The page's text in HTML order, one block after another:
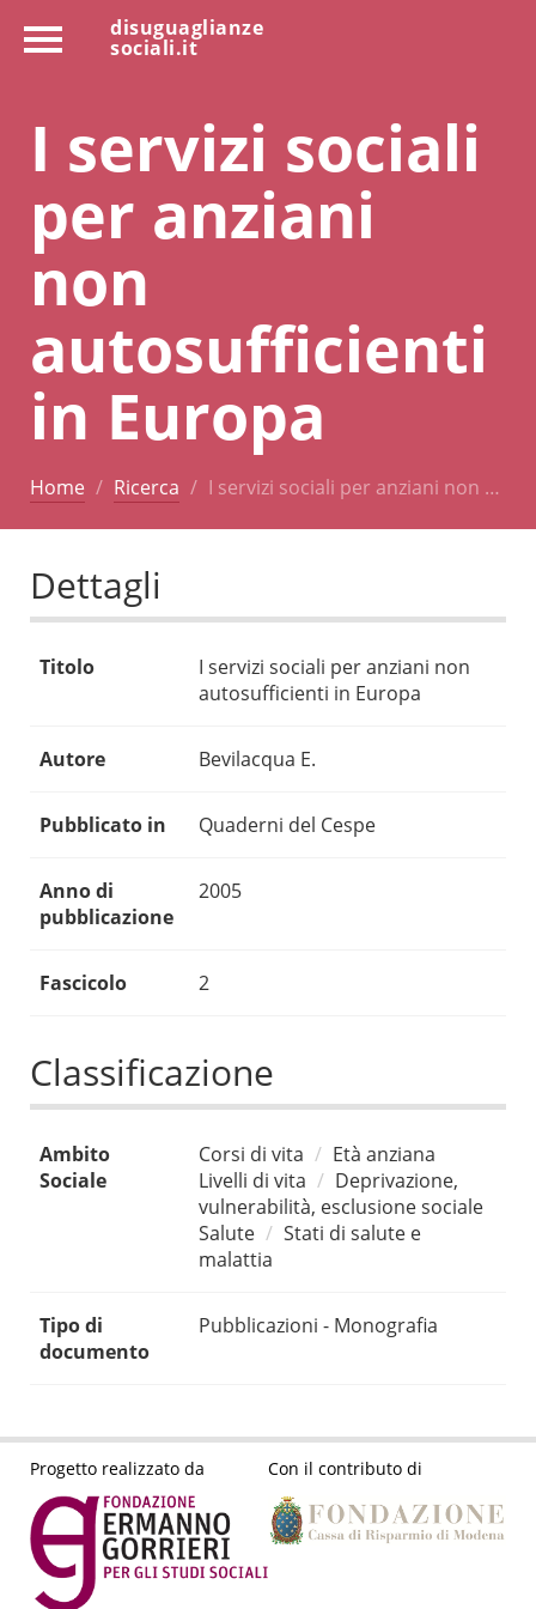
disuguaglianze
sociali.it
I servizi sociali
per anziani
non
autosufficienti
in Europa
Home Ricerca I servizi sociali per anziani non …
Dettagli
Titolo
I servizi sociali per anziani non
autosufficienti in Europa
Autore Bevilacqua E.
Pubblicato in Quaderni del Cespe
Anno di
pubblicazione
2005
Fascicolo 2
Classificazione
Ambito
Sociale
Corsi di vita
Età anziana
Livelli di vita
Deprivazione,
vulnerabilità, esclusione sociale
Salute
Stati di salute e
malattia
Tipo di
documento
Pubblicazioni - Monografia
Progetto realizzato da Con il contributo di